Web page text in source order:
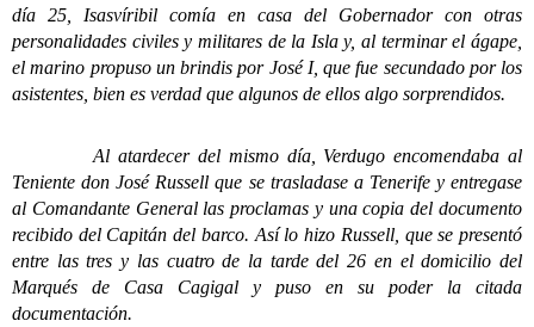
día 25, Isasvíribil comía en casa del Gobernador con otras
personalidades civiles y militares de la Isla y, al terminar el ágape,
el marino propuso un brindis por José I, que fue secundado por los
asistentes, bien es verdad que algunos de ellos algo sorprendidos.
Al atardecer del mismo día, Verdugo encomendaba al
Teniente don José Russell que se trasladase a Tenerife y entregase
al Comandante General las proclamas y una copia del documento
recibido del Capitán del barco. Así lo hizo Russell, que se presentó
entre las tres y las cuatro de la tarde del 26 en el domicilio del
Marqués de Casa Cagigal y puso en su poder la citada
documentación.